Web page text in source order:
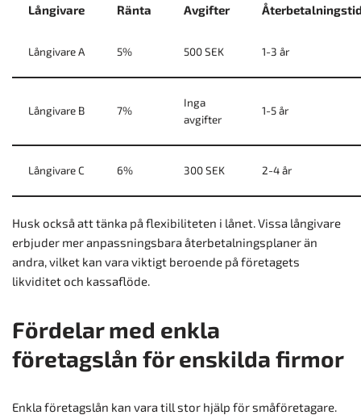
Långivare Ränta Avgifter
Långivare A 5% 500 SEK 1-3 år
Långivare B 7%
Inga
avgifter
1-5 år
Långivare C 6% 300 SEK 2-4 år
Husk också att tänka på flexibiliteten i lånet. Vissa långivare
erbjuder mer anpassningsbara återbetalningsplaner än
andra, vilket kan vara viktigt beroende på företagets
likviditet och kassaflöde.
Fördelar med enkla
företagslån för enskilda firmor
Enkla företagslån kan vara till stor hjälp för småföretagare.